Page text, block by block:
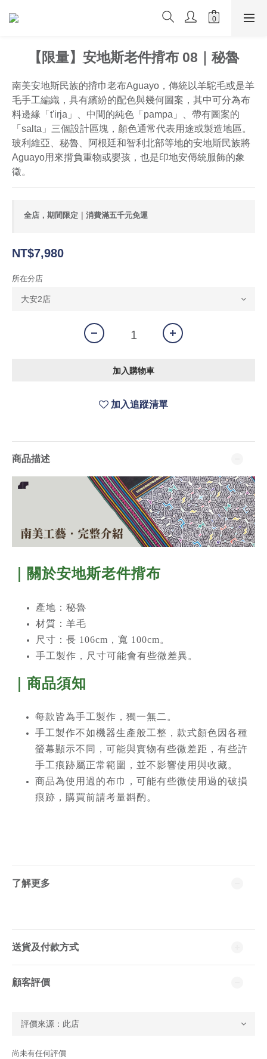
【限量】安地斯老件揹布 08｜秘魯
南美安地斯民族的揹巾老布Aguayo，傳統以羊駝毛或是羊
毛手工編織，具有繽紛的配色與幾何圖案，其中可分為布
料邊緣「t'irja」、中間的純色「pampa」、帶有圖案的
「salta」三個設計區塊，顏色通常代表用途或製造地區。
玻利維亞、秘魯、阿根廷和智利北部等地的安地斯民族將
Aguayo用來揹負重物或嬰孩，也是印地安傳統服飾的象
徵。
全店，期間限定｜消費滿五千元免運
NT$7,980
所在分店
加入購物車
加入追蹤清單
商品描述
｜關於安地斯老件揹布
產地：秘魯
材質：羊毛
尺寸：長 106cm，寬 100cm。
手工製作，尺寸可能會有些微差異。
｜商品須知
每款皆為手工製作，獨一無二。
手工製作不如機器生產般工整，款式顏色因各種
螢幕顯示不同，可能與實物有些微差距，有些許
手工痕跡屬正常範圍，並不影響使用與收藏。
商品為使用過的布巾，可能有些微使用過的破損
痕跡，購買前請考量斟酌。
了解更多
送貨及付款方式
顧客評價
尚未有任何評價